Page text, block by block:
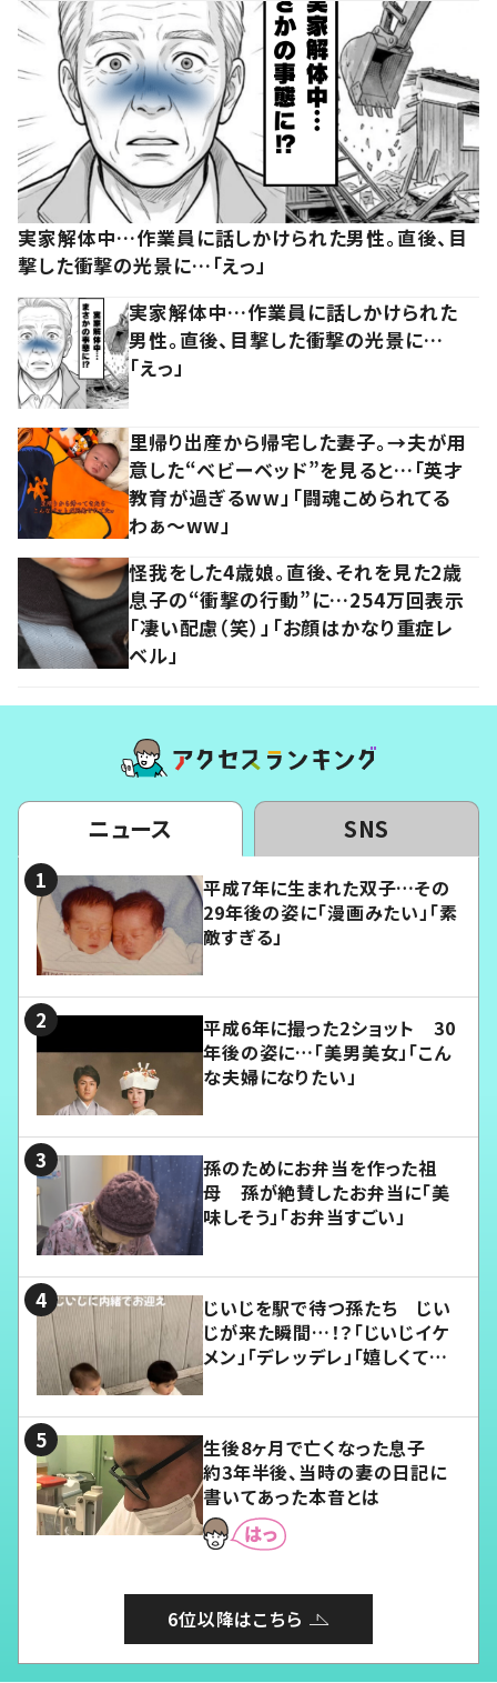
実家解体中…作業員に話しかけられた男性。直後、目
撃した衝撃の光景に…「えっ」
実家解体中…作業員に話しかけられた
男性。直後、目撃した衝撃の光景に…
「えっ」
里帰り出産から帰宅した妻子。→夫が用
意した“ベビーベッド”を見ると…「英才
教育が過ぎるww」「闘魂こめられてる
わぁ～ww」
怪我をした4歳娘。直後、それを見た2歳
息子の“衝撃の行動”に…254万回表示
「凄い配慮（笑）」「お顔はかなり重症レ
ベル」
ニュース SNS
平成7年に生まれた双子…その
29年後の姿に「漫画みたい」「素
敵すぎる」
平成6年に撮った2ショット 30
年後の姿に…「美男美女」「こん
な夫婦になりたい」
孫のためにお弁当を作った祖
母 孫が絶賛したお弁当に「美
味しそう」「お弁当すごい」
じいじを駅で待つ孫たち じい
じが来た瞬間…！？「じいじイケ
メン」「デレッデレ」「嬉しくて可
生後8ヶ月で亡くなった息子
約3年半後、当時の妻の日記に
書いてあった本音とは
6位以降はこちら